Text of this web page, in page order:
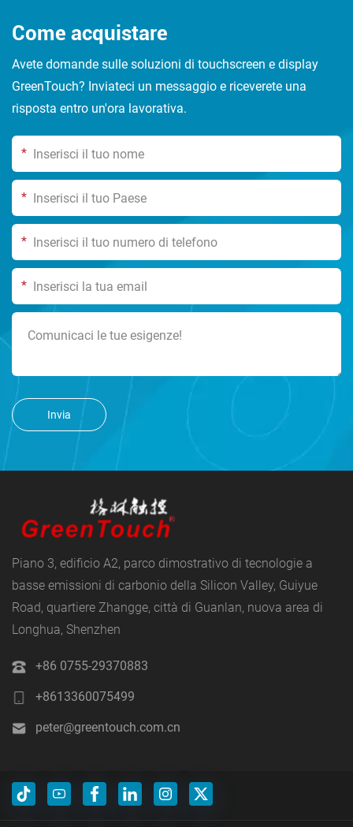
Come acquistare
Avete domande sulle soluzioni di touchscreen e display
GreenTouch? Inviateci un messaggio e riceverete una
risposta entro un'ora lavorativa.
*
*
*
*
Invia
Piano 3, edificio A2, parco dimostrativo di tecnologie a
basse emissioni di carbonio della Silicon Valley, Guiyue
Road, quartiere Zhangge, città di Guanlan, nuova area di
Longhua, Shenzhen
+86 0755-29370883
+8613360075499
peter@greentouch.com.cn